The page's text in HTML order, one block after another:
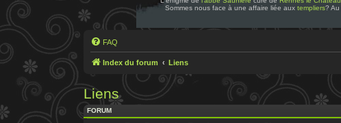
Sommes nous face à une affaire liée aux templiers? Au
FAQ
Index du forum Liens
Liens
FORUM